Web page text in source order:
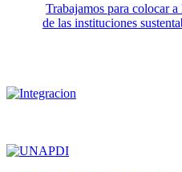
Trabajamos para colocar
de las instituciones